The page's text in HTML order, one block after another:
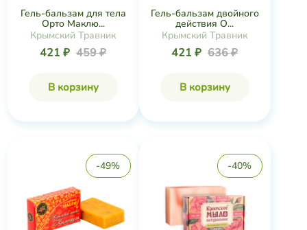
Гель-бальзам для тела
Орто Маклю...
Крымский Травник
421 ₽ 459 ₽
В корзину
Гель-бальзам двойного
действия О...
Крымский Травник
421 ₽ 636 ₽
В корзину
-49% -40%